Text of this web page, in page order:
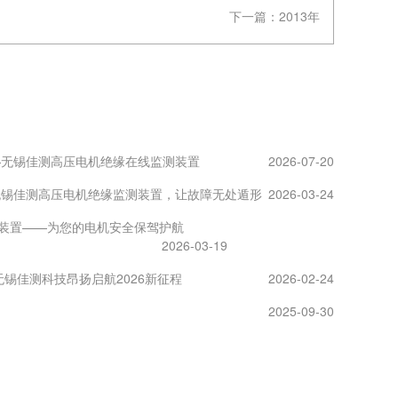
下一篇： 2013年
锡佳测高压电机绝缘在线监测装置
2026-07-20
佳测高压电机绝缘监测装置，让故障无处遁形 2026-03-24
置——为您的电机安全保驾护航
2026-03-19
佳测科技昂扬启航2026新征程
2026-02-24
2025-09-30